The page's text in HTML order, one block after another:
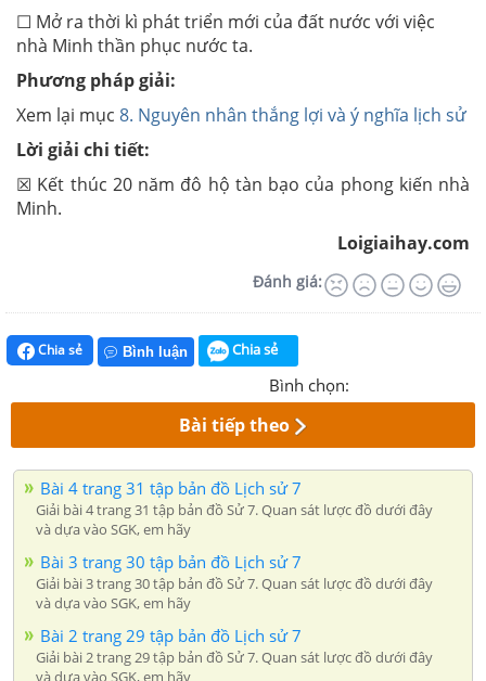
☐ Mở ra thời kì phát triển mới của đất nước với việc
nhà Minh thần phục nước ta.
Phương pháp giải:
Xem lại mục 8. Nguyên nhân thắng lợi và ý nghĩa lịch sử
Lời giải chi tiết:
☒ Kết thúc 20 năm đô hộ tàn bạo của phong kiến nhà
Minh.
Loigiaihay.com
Đánh giá:
Chia sẻ Bình luận Chia sẻ
Bình chọn:
Bài tiếp theo
Bài 4 trang 31 tập bản đồ Lịch sử 7
Giải bài 4 trang 31 tập bản đồ Sử 7. Quan sát lược đồ dưới đây
và dựa vào SGK, em hãy
Bài 3 trang 30 tập bản đồ Lịch sử 7
Giải bài 3 trang 30 tập bản đồ Sử 7. Quan sát lược đồ dưới đây
và dựa vào SGK, em hãy
Bài 2 trang 29 tập bản đồ Lịch sử 7
Giải bài 2 trang 29 tập bản đồ Sử 7. Quan sát lược đồ dưới đây
và dựa vào SGK, em hãy